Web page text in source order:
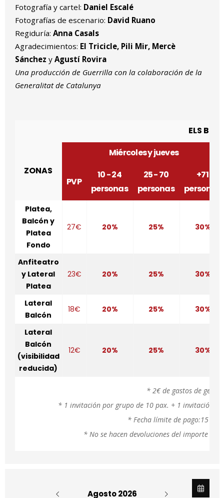
Fotografía y cartel: Daniel Escalé
Fotografías de escenario: David Ruano
Regiduría: Anna Casals
Agradecimientos: El Tricicle, Pili Mir, Mercè
Sánchez yAgustí Rovira
Una producción de Guerrilla con la colaboración de la
Generalitat de Catalunya
ELS
ZONAS
Miércoles y jueves
PVP
10 - 24
personas
25 - 70
personas
+71
personas
Platea,
Balcón y
Platea
Fondo
27€ 20% 25% 30%
Anfiteatro
y Lateral
Platea
23€ 20% 25% 30%
Lateral
Balcón
18€ 20% 25% 30%
Lateral
Balcón
(visibilidad
reducida)
12€ 20% 25% 30%
* 2€ de gastos de
* 1 invitación por grupo de 10 pax. + 1 invitación
* Fecha límite de pago:15
* No se hacen devoluciones del importe de
Agosto 2026